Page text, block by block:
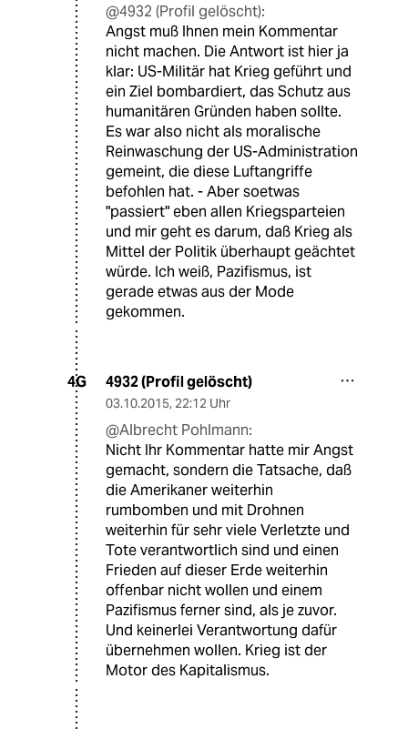
@4932 (Profil gelöscht):
Angst muß Ihnen mein Kommentar
nicht machen. Die Antwort ist hier ja
klar: US-Militär hat Krieg geführt und
ein Ziel bombardiert, das Schutz aus
humanitären Gründen haben sollte.
Es war also nicht als moralische
Reinwaschung der US-Administration
gemeint, die diese Luftangriffe
befohlen hat. - Aber soetwas
"passiert" eben allen Kriegsparteien
und mir geht es darum, daß Krieg als
Mittel der Politik überhaupt geächtet
würde. Ich weiß, Pazifismus, ist
gerade etwas aus der Mode
gekommen.
4G 4932 (Profil gelöscht)
03.10.2015, 22:12 Uhr
@Albrecht Pohlmann:
Nicht Ihr Kommentar hatte mir Angst
gemacht, sondern die Tatsache, daß
die Amerikaner weiterhin
rumbomben und mit Drohnen
weiterhin für sehr viele Verletzte und
Tote verantwortlich sind und einen
Frieden auf dieser Erde weiterhin
offenbar nicht wollen und einem
Pazifismus ferner sind, als je zuvor.
Und keinerlei Verantwortung dafür
übernehmen wollen. Krieg ist der
Motor des Kapitalismus.